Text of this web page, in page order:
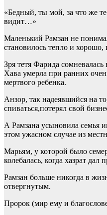
«Бедный, ты мой, за что же
видит…»
Маленький Рамзан не
становилось тепло и хорошо,
Зря тетя Фарида
Хава умерла при ранних
мертвого ребенка.
Анзор, так надеявшийся на
спиваться,потерял свой
А Рамзана усыновила семья
этом ужасном случае из
Марьям, у которой было
колебалась, когда хазрат дал
Рамзан больше никогда в
отвергнутым.
Пророк (мир ему и